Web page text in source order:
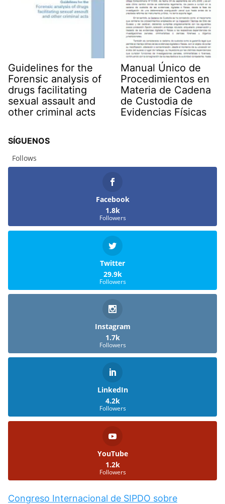
Guidelines for the
Forensic analysis of
drugs facilitating
sexual assault and
other criminal acts
Manual Único de
Procedimientos en
Materia de Cadena
de Custodia de
Evidencias Físicas
SÍGUENOS
Follows
Facebook
1.8k
Followers
Twitter
29.9k
Followers
Instagram
1.7k
Followers
LinkedIn
4.2k
Followers
YouTube
1.2k
Followers
Congreso Internacional de SIPDO sobre